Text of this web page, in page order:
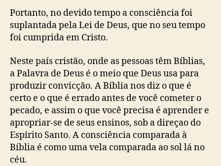
Portanto, no devido tempo a consciência foi
suplantada pela Lei de Deus, que no seu tempo
foi cumprida em Cristo.
Neste país cristão, onde as pessoas têm Bíblias,
a Palavra de Deus é o meio que Deus usa para
produzir convicção. A Bíblia nos diz o que é
certo e o que é errado antes de você cometer o
pecado, e assim o que você precisa é aprender e
apropriar-se de seus ensinos, sob a direçao do
Espírito Santo. A consciência comparada à
Bíblia é como uma vela comparada ao sol lá no
céu.